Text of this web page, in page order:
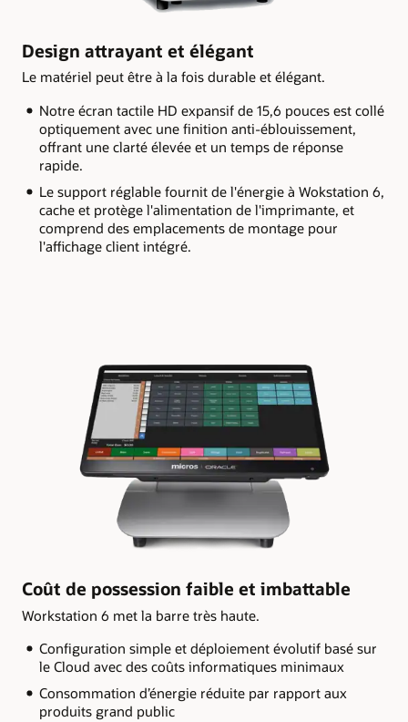
Design attrayant et élégant
Le matériel peut être à la fois durable et élégant.
Notre écran tactile HD expansif de 15,6 pouces est collé
optiquement avec une finition anti-éblouissement,
offrant une clarté élevée et un temps de réponse
rapide.
Le support réglable fournit de l'énergie à Wokstation 6,
cache et protège l'alimentation de l'imprimante, et
comprend des emplacements de montage pour
l'affichage client intégré.
Coût de possession faible et imbattable
Workstation 6 met la barre très haute.
Configuration simple et déploiement évolutif basé sur
le Cloud avec des coûts informatiques minimaux
Consommation d’énergie réduite par rapport aux
produits grand public